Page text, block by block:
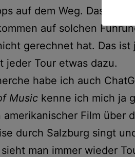
auf dem Weg. Das
auf solchen
gerechnet hat. Das ist
jeder Tour etwas dazu.
habe ich auch
Music kenne ich mich ja
amerikanischer Film über
durch Salzburg singt
man immer wieder